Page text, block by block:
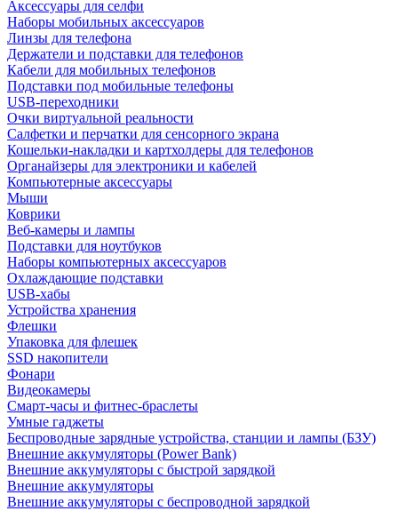
Аксессуары для селфи
Наборы мобильных аксессуаров
Линзы для телефона
Держатели и подставки для телефонов
Кабели для мобильных телефонов
Подставки под мобильные телефоны
USB-переходники
Очки виртуальной реальности
Салфетки и перчатки для сенсорного экрана
Кошельки-накладки и картхолдеры для телефонов
Органайзеры для электроники и кабелей
Компьютерные аксессуары
Мыши
Коврики
Веб-камеры и лампы
Подставки для ноутбуков
Наборы компьютерных аксессуаров
Охлаждающие подставки
USB-хабы
Устройства хранения
Флешки
Упаковка для флешек
SSD накопители
Фонари
Видеокамеры
Смарт-часы и фитнес-браслеты
Умные гаджеты
Беспроводные зарядные устройства, станции и лампы (БЗУ)
Внешние аккумуляторы (Power Bank)
Внешние аккумуляторы с быстрой зарядкой
Внешние аккумуляторы
Внешние аккумуляторы с беспроводной зарядкой